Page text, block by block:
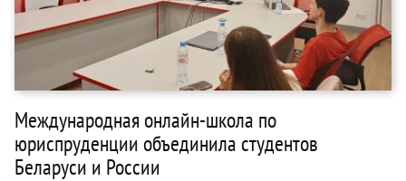
Международная онлайн-школа по
юриспруденции объединила студентов
Беларуси и России